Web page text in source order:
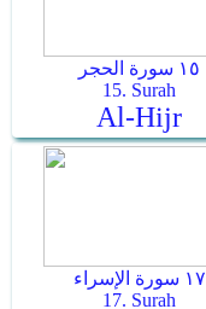
١٥ سورة الحجر
15. Surah
Al-Hijr
١٧ سورة الإسراء
17. Surah